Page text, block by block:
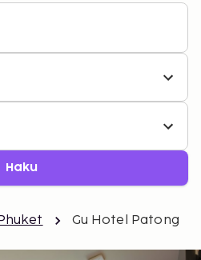
Haku
Gu Hotel Patong